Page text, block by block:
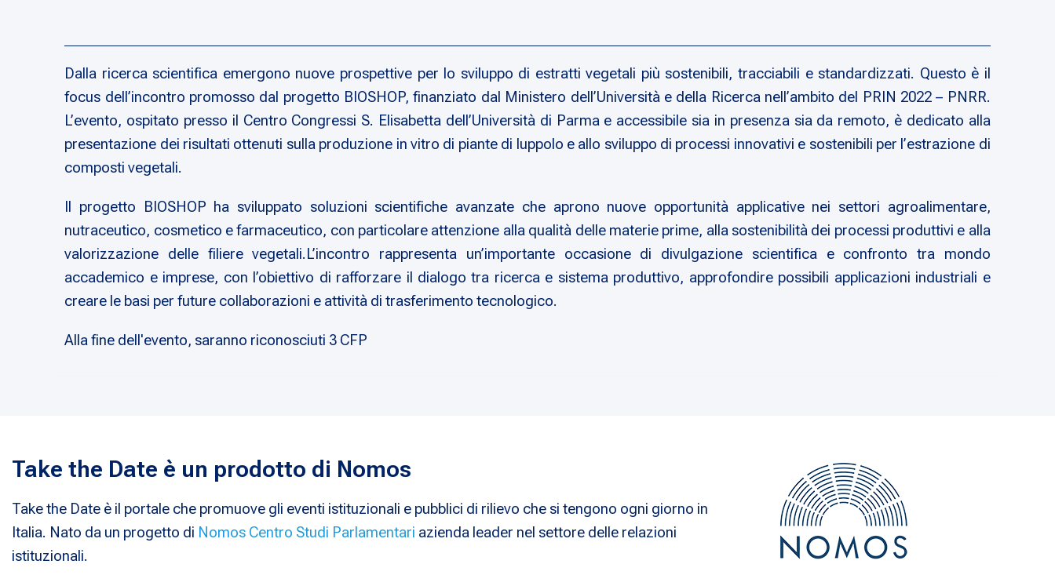
Dalla ricerca scientifica emergono nuove prospettive per lo sviluppo di estratti vegetali più sostenibili, tracciabili e standardizzati. Questo è il
focus dell’incontro promosso dal progetto BIOSHOP, finanziato dal Ministero dell’Università e della Ricerca nell’ambito del PRIN 2022 – PNRR.
L’evento, ospitato presso il Centro Congressi S. Elisabetta dell’Università di Parma e accessibile sia in presenza sia da remoto, è dedicato alla
presentazione dei risultati ottenuti sulla produzione in vitro di piante di luppolo e allo sviluppo di processi innovativi e sostenibili per l’estrazione di
composti vegetali.
Il progetto BIOSHOP ha sviluppato soluzioni scientifiche avanzate che aprono nuove opportunità applicative nei settori agroalimentare,
nutraceutico, cosmetico e farmaceutico, con particolare attenzione alla qualità delle materie prime, alla sostenibilità dei processi produttivi e alla
valorizzazione delle filiere vegetali.L’incontro rappresenta un’importante occasione di divulgazione scientifica e confronto tra mondo
accademico e imprese, con l’obiettivo di rafforzare il dialogo tra ricerca e sistema produttivo, approfondire possibili applicazioni industriali e
creare le basi per future collaborazioni e attività di trasferimento tecnologico.
Alla fine dell'evento, saranno riconosciuti 3 CFP
Take the Date è un prodotto di Nomos
Take the Date è il portale che promuove gli eventi istituzionali e pubblici di rilievo che si tengono ogni giorno in
Italia. Nato da un progetto di Nomos Centro Studi Parlamentari azienda leader nel settore delle relazioni
istituzionali.